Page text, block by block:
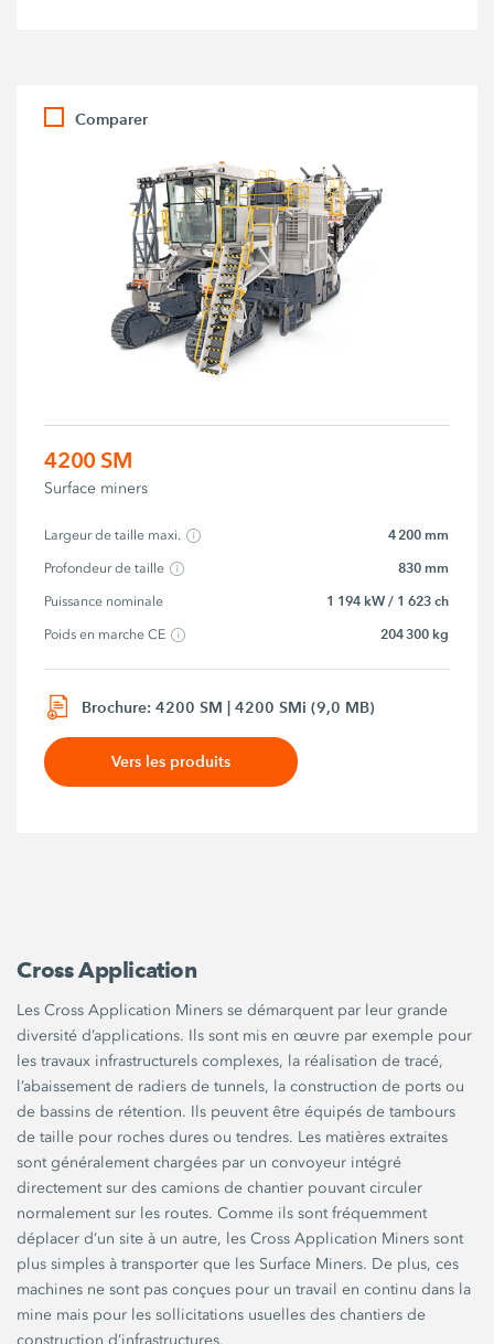
Comparer
4200 SM
Surface miners
Largeur de taille maxi. 4 200 mm
Profondeur de taille 830 mm
Puissance nominale 1 194 kW / 1 623 ch
Poids en marche CE 204 300 kg
Brochure: 4200 SM | 4200 SMi (9,0 MB)
Vers les produits
Cross Application
Les Cross Application Miners se démarquent par leur grande
diversité d’applications. Ils sont mis en œuvre par exemple pour
les travaux infrastructurels complexes, la réalisation de tracé,
l’abaissement de radiers de tunnels, la construction de ports ou
de bassins de rétention. Ils peuvent être équipés de tambours
de taille pour roches dures ou tendres. Les matières extraites
sont généralement chargées par un convoyeur intégré
directement sur des camions de chantier pouvant circuler
normalement sur les routes. Comme ils sont fréquemment
déplacer d’un site à un autre, les Cross Application Miners sont
plus simples à transporter que les Surface Miners. De plus, ces
machines ne sont pas conçues pour un travail en continu dans la
mine mais pour les sollicitations usuelles des chantiers de